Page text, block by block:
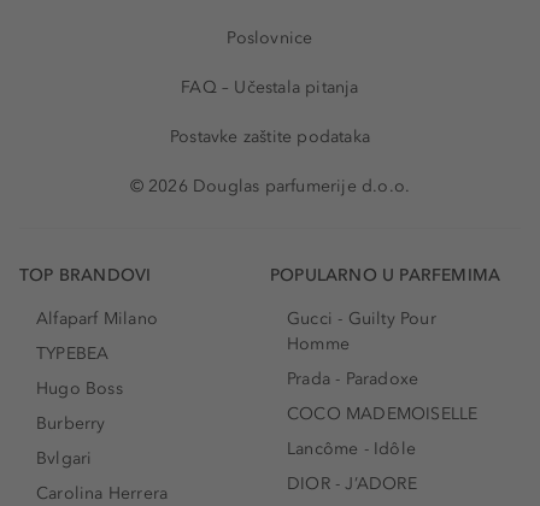
Poslovnice
FAQ – Učestala pitanja
Postavke zaštite podataka
© 2026 Douglas parfumerije d.o.o.
TOP BRANDOVI
Alfaparf Milano
TYPEBEA
Hugo Boss
Burberry
Bvlgari
Carolina Herrera
POPULARNO U PARFEMIMA
Gucci - Guilty Pour
Homme
Prada - Paradoxe
COCO MADEMOISELLE
Lancôme - Idôle
DIOR - J’ADORE